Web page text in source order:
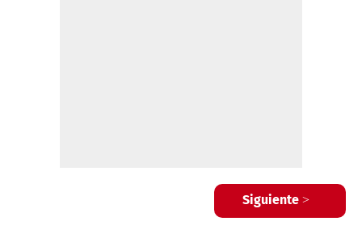
Siguiente >